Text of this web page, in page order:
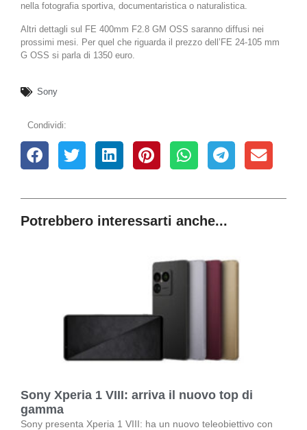
nella fotografia sportiva, documentaristica o naturalistica.
Altri dettagli sul FE 400mm F2.8 GM OSS saranno diffusi nei
prossimi mesi. Per quel che riguarda il prezzo dell’FE 24-105 mm
G OSS si parla di 1350 euro.
Sony
Condividi:
Potrebbero interessarti anche...
Sony Xperia 1 VIII: arriva il nuovo top di
gamma
Sony presenta Xperia 1 VIII: ha un nuovo teleobiettivo con